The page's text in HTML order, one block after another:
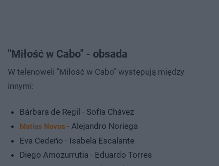
"Miłość w Cabo" - obsada
W telenoweli "Miłość w Cabo" występują między
innymi:
Bárbara de Regil - Sofía Chávez
Matías Novoa - Alejandro Noriega
Eva Cedeño - Isabela Escalante
Diego Amozurrutia - Eduardo Torres